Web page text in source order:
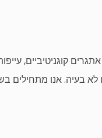
קוגניטיביים,
בעיה. אנו